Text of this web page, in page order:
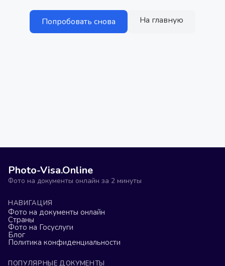
Попробовать снова На главную
Photo-Visa.Online
Фото на документы онлайн за 2 минуты
НАВИГАЦИЯ
Фото на документы онлайн
Страны
Фото на Госуслуги
Блог
Политика конфиденциальности
ПОПУЛЯРНЫЕ ДОКУМЕНТЫ